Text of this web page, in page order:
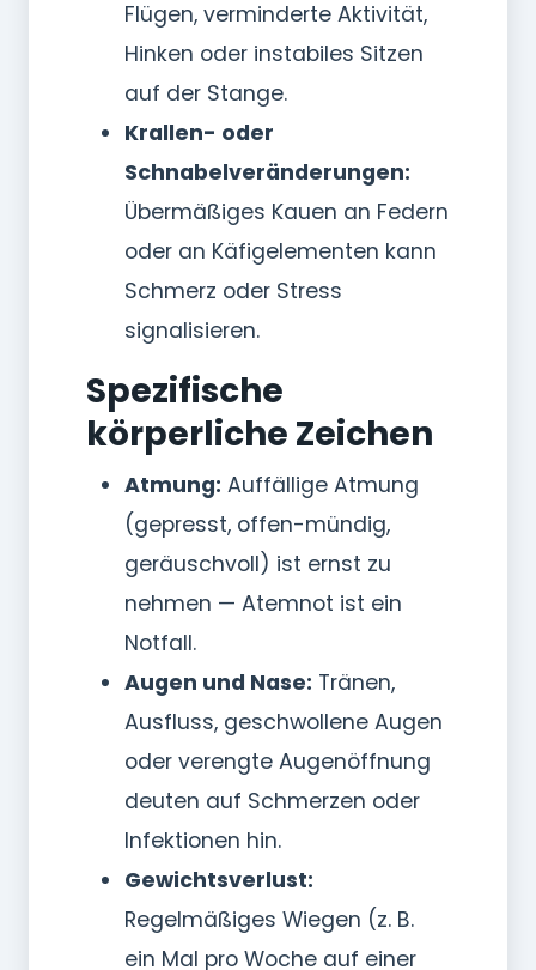
Flügen, verminderte Aktivität,
Hinken oder instabiles Sitzen
auf der Stange.
Krallen- oder
Schnabelveränderungen:
Übermäßiges Kauen an Federn
oder an Käfigelementen kann
Schmerz oder Stress
signalisieren.
Spezifische
körperliche Zeichen
Atmung: Auffällige Atmung
(gepresst, offen-mündig,
geräuschvoll) ist ernst zu
nehmen — Atemnot ist ein
Notfall.
Augen und Nase: Tränen,
Ausfluss, geschwollene Augen
oder verengte Augenöffnung
deuten auf Schmerzen oder
Infektionen hin.
Gewichtsverlust:
Regelmäßiges Wiegen (z. B.
ein Mal pro Woche auf einer